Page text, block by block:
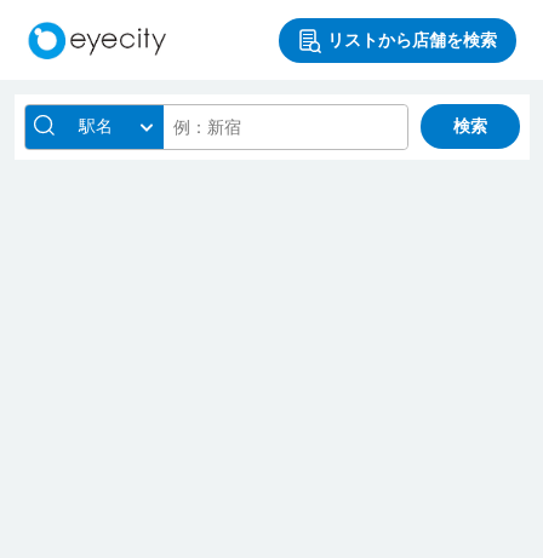
リストから店舗を検索
駅名 検索